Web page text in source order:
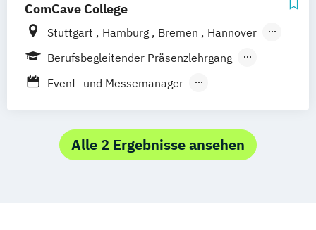
Kommunikation & Medienmanagement
Kommunikation & Medienmanagement
(duales Studium)
Kommunikationsmanagement
Studium)
Marketing
Veranstaltungsökonom (FH)
ComCave College
Stuttgart Hamburg Bremen
Hannover
Berlin
Leipzig Dresden
Nürnberg
Duisburg
Düsseldorf Köln
Mönchengladbach Siegen Wiesbaden
Frankfurt am Main Mannheim Karlsruhe
Augsburg München
Berufsbegleitender Präsenzlehrgang
Fernlehrgang
Event- und Messemanager
Externenprüfung Veranstaltungskaufmann
Media und Eventmanagement
Alle 2 Ergebnisse ansehen